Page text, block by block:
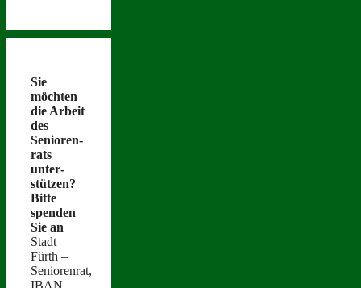
Sie
möcht­en
die Arbeit
des
Senioren­
rats
unter­
stützen?
Bitte
spenden
Sie an
Stadt
Fürth –
Seniorenrat,
IBAN